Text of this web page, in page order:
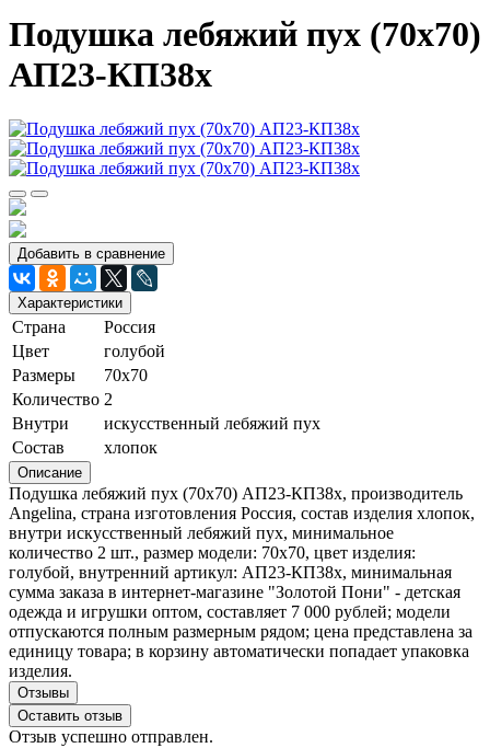
Подушка лебяжий пух (70х70)
АП23-КП38х
Добавить в сравнение
Характеристики
Страна
Россия
Цвет
голубой
Размеры
70х70
Количество 2
Внутри
искусственный лебяжий пух
Состав
хлопок
Описание
Подушка лебяжий пух (70х70) АП23-КП38х, производитель
Angelina, страна изготовления Россия, состав изделия хлопок,
внутри искусственный лебяжий пух, минимальное
количество 2 шт., размер модели: 70х70, цвет изделия:
голубой, внутренний артикул: АП23-КП38х, минимальная
сумма заказа в интернет-магазине "Золотой Пони" - детская
одежда и игрушки оптом, составляет 7 000 рублей; модели
отпускаются полным размерным рядом; цена представлена за
единицу товара; в корзину автоматически попадает упаковка
изделия.
Отзывы
Оставить отзыв
Отзыв успешно отправлен.